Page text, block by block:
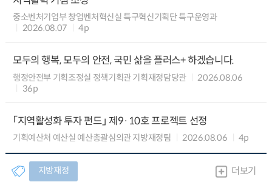
중소벤처기업부 창업벤처혁신실 특구혁신기획단 특구운영과
2026.08.07
4p
모두의 행복, 모두의 안전, 국민 삶을 플러스+ 하겠습니다.
행정안전부 기획조정실 정책기획관 기획재정담당관
2026.08.06
36p
「지역활성화 투자 펀드」 제9·10호 프로젝트 선정
기획예산처 예산실 예산총괄심의관 지방재정팀 2026.08.06 4p
지방재정 더보기